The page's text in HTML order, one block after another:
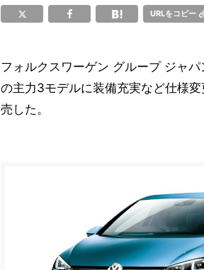
URLをコピー
フォルクスワーゲン グループ ジャパ
の主力3モデルに装備充実など仕様
売した。